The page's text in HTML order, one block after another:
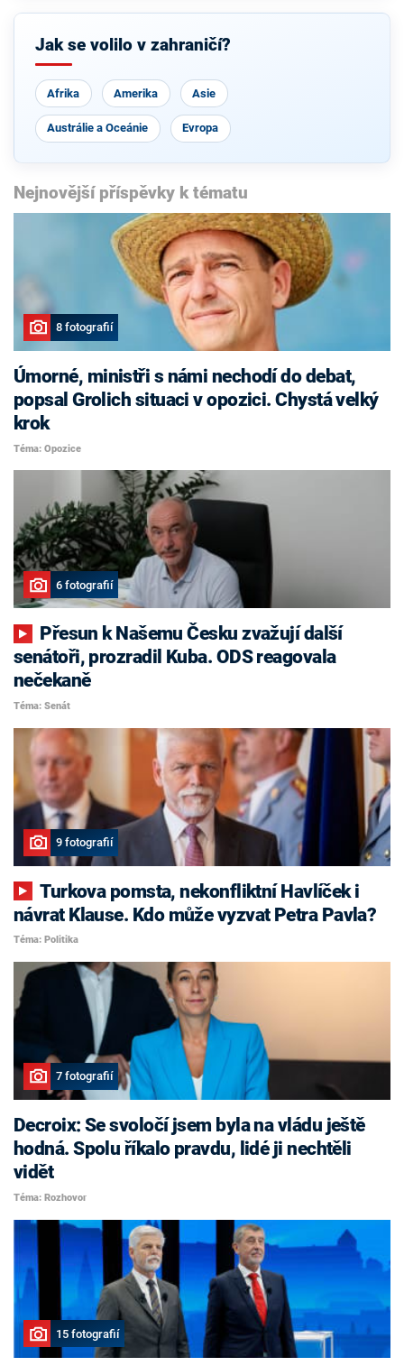
Jak se volilo v zahraničí?
Afrika Amerika Asie
Austrálie a Oceánie Evropa
Nejnovější příspěvky k tématu
8 fotografií
Úmorné, ministři s námi nechodí do debat,
popsal Grolich situaci v opozici. Chystá velký
krok
Téma: Opozice
6 fotografií
senátoři, prozradil Kuba. ODS reagovala
nečekaně
Téma: Senát
9 fotografií
Turkova pomsta, nekonfliktní Havlíček i
návrat Klause. Kdo může vyzvat Petra Pavla?
Téma: Politika
7 fotografií
Decroix: Se svoločí jsem byla na vládu ještě
hodná. Spolu říkalo pravdu, lidé ji nechtěli
vidět
Téma: Rozhovor
15 fotografií